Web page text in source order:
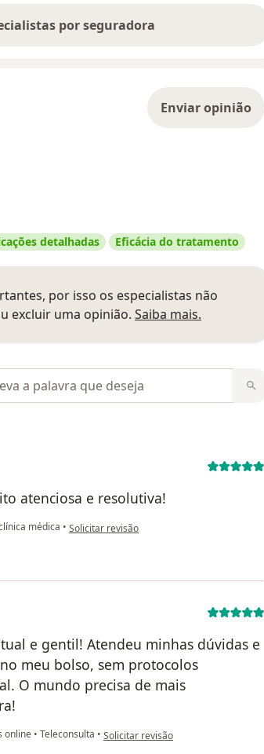
por seguradora
Enviar opinião
detalhadas Eficácia do tratamento
por isso os especialistas não
excluir uma opinião. Saiba mais.
em opiniões
atenciosa e resolutiva!
médica • na opinião do utilizador H.G.
Solicitar revisão
e gentil! Atendeu minhas dúvidas e
meu bolso, sem protocolos
O mundo precisa de mais
online • Teleconsulta • na opinião do utilizador GBN
Solicitar revisão